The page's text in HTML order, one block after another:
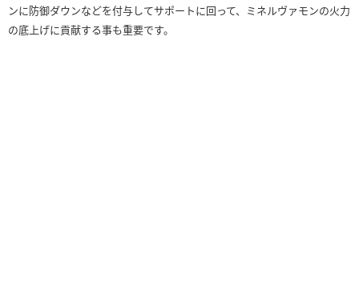
ンに防御ダウンなどを付与してサポートに回って、ミネルヴァモンの火力
の底上げに貢献する事も重要です。